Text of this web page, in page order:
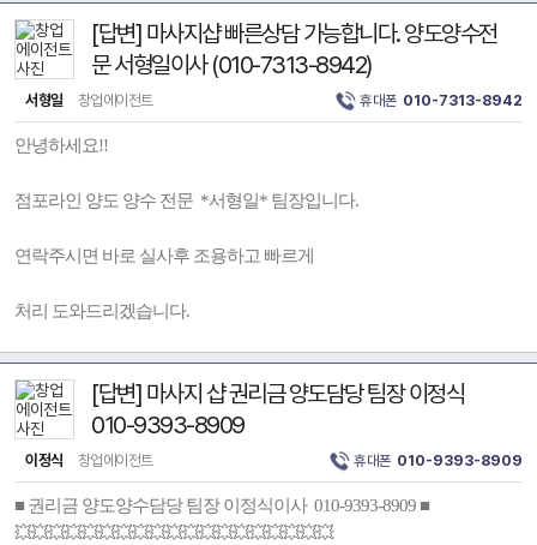
[답변] 마사지샵 빠른상담 가능합니다. 양도양수전
문 서형일이사 (010-7313-8942)
서형일 창업에이전트 휴대폰 010-7313-8942
안녕하세요!!
점포라인 양도 양수 전문 *서형일* 팀장입니다.
연락주시면 바로 실사후 조용하고 빠르게
처리 도와드리겠습니다.
[답변] 마사지 샵 권리금 양도담당 팀장 이정식
010-9393-8909
이정식 창업에이전트 휴대폰 010-9393-8909
■ 권리금 양도양수담당 팀장 이정식이사 010-9393-8909 ■
💥💥💥💥💥💥💥💥💥💥💥💥💥💥💥💥💥💥💥